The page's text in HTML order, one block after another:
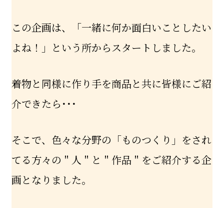
この企画は、「一緒に何か面白いことしたい
よね！」という所からスタートしました。
着物と同様に作り手を商品と共に皆様にご紹
介できたら･･･
そこで、色々な分野の「ものつくり」をされ
てる方々の＂人＂と＂作品＂をご紹介する企
画となりました。